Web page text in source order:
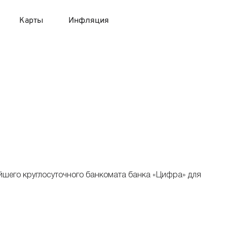
Карты Инфляция
круглосуточного банкомата банка «Цифра» для